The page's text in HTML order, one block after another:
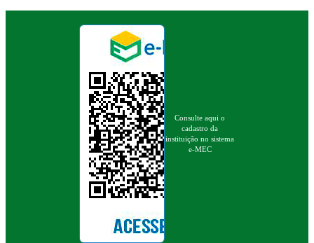
Consulte aqui o
cadastro da
instituição no sistema
e-MEC